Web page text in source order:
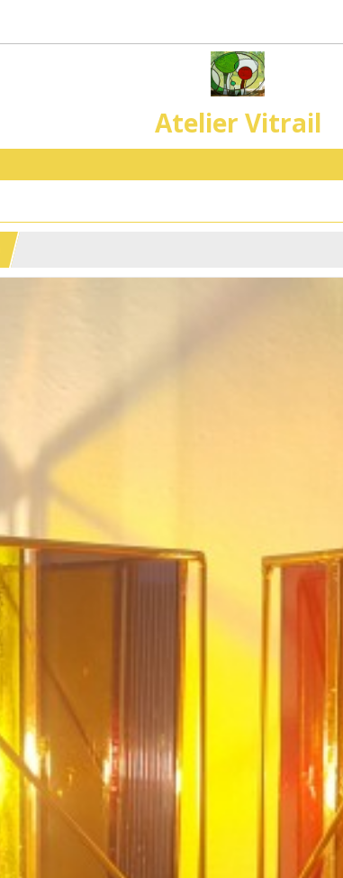
Atelier Vitrail